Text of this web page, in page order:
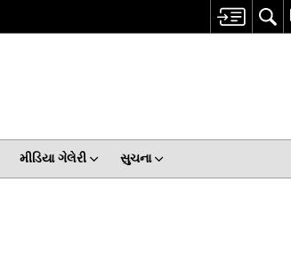
મીડિયા ગેલેરી સુચના